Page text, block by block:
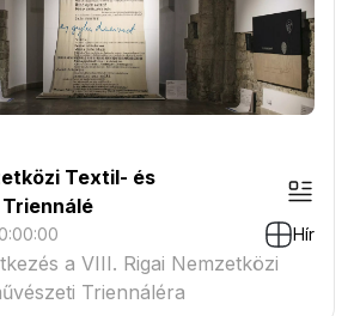
Textil- és
Hír
a VIII. Rigai Nemzetközi
Triennáléra